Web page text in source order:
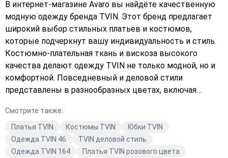
В интернет-магазине Avaro вы найдёте качественную
модную одежду бренда TVIN. Этот бренд предлагает
широкий выбор стильных платьев и костюмов,
которые подчеркнут вашу индивидуальность и стиль.
Костюмно-плательная ткань и вискоза высокого
качества делают одежду TVIN не только модной, но и
комфортной. Повседневный и деловой стили
представлены в разнообразных цветах, включая
сможете подобрать идеальный наряд для любого
случая. Откройте для себя мир моды с TVIN и создайте
свой неповторимый образ. Модные тренды и
актуальные коллекции — всё это в одном месте.
Смотрите также:
Платья TVIN
Костюмы TVIN
Юбки TVIN
Одежда TVIN 46
TVIN деловой стиль
Одежда TVIN 164
Платья TVIN розового цвета